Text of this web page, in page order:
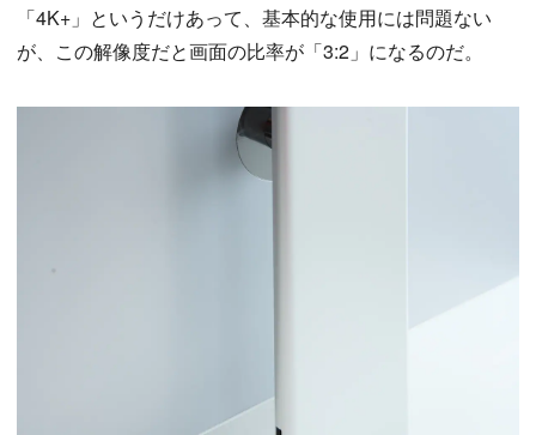
「4K+」というだけあって、基本的な使用には問題ない
が、この解像度だと画面の比率が「3:2」になるのだ。